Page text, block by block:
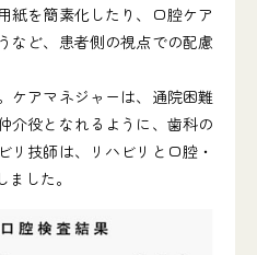
紙を簡素化したり、口腔ケア
など、患者側の視点での配慮
ケアマネジャーは、通院困難
介役となれるように、歯科の
リ技師は、リハビリと口腔・
した。